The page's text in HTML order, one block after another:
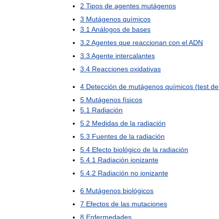
2 Tipos de agentes mutágenos
3 Mutágenos químicos
3 1 Análogos de bases
3 2 Agentes que reaccionan con elADN
3 3 Agente intercalantes
3 4 Reacciones oxidativas
4 Detección de mutágenos químicos (test de
5 Mutágenos físicos
5 1 Radiación
5 2 Medidas de la radiación
5 3 Fuentes de la radiación
5 4 Efecto biológico de la radiación
5 4 1 Radiación ionizante
5 4 2 Radiación no ionizante
6 Mutágenos biológicos
7 Efectos de las mutaciones
8 Enfermedades